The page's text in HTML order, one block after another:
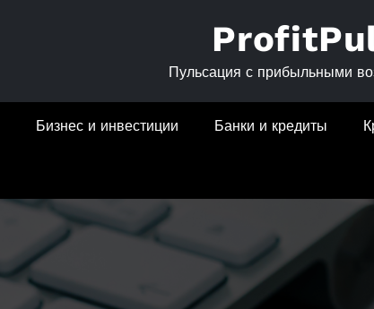
Пульсация с прибыльными
Бизнес и инвестиции Банки и кредиты